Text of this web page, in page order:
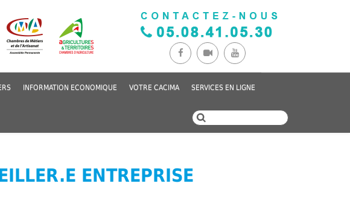
INFORMATION ECONOMIQUE VOTRE CACIMA SERVICES EN LIGNE
ENTREPRISE